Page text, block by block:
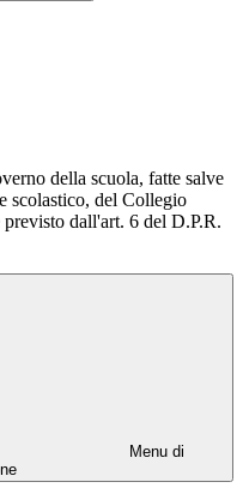
della scuola, fatte salve
scolastico, del Collegio
dall'art. 6 del D.P.R.
Menu di